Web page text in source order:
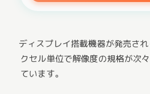
ディスプレイ搭載機器が発売さ
クセル単位で解像度の規格が次
ています。